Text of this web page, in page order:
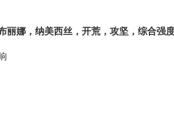
丽娜 ， 纳美西丝 ， 开荒 ， 攻坚 ， 综合强